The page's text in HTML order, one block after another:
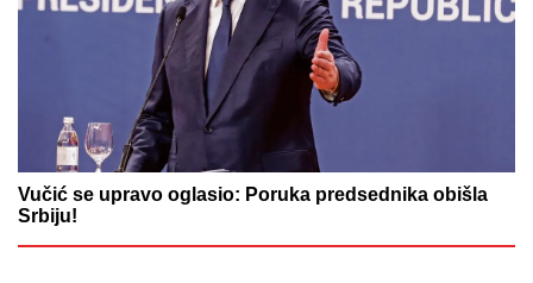
Vučić se upravo oglasio: Poruka predsednika obišla
Srbiju!